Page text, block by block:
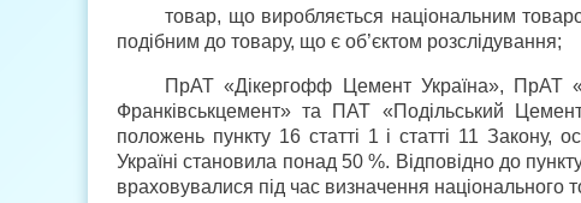
товар, що виробляється національним
подібним до товару, що є об’єктом розслідування;
ПрАТ «Дікергофф Цемент Україна», ПрАТ
Франківськцемент» та ПАТ «Подільський
положень пункту 16 статті 1 і статті 11 Закону,
Україні становила понад 50 %. Відповідно до
враховувалися під час визначення національного